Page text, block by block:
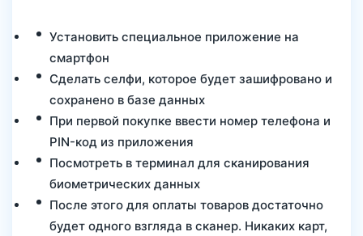
Установить специальное приложение на
смартфон
Сделать селфи, которое будет зашифровано и
сохранено в базе данных
При первой покупке ввести номер телефона и
PIN-код из приложения
Посмотреть в терминал для сканирования
биометрических данных
После этого для оплаты товаров достаточно
будет одного взгляда в сканер. Никаких карт,